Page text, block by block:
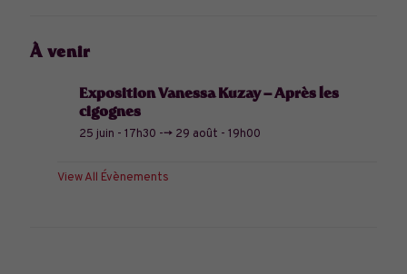
À venir
Exposition Vanessa Kuzay – Après les
cigognes
25 juin - 17h30 --> 29 août - 19h00
View All Évènements